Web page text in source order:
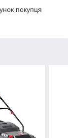
покупця